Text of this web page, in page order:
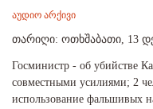
აუდიო არქივი
თარიღი: ოთხშაბათი, 13
Госминистр - об убийстве
совместными усилиями; 2
использование фальшивых